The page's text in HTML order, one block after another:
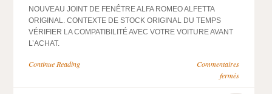
NOUVEAU JOINT DE FENÊTRE ALFA ROMEO ALFETTA
ORIGINAL. CONTEXTE DE STOCK ORIGINAL DU TEMPS
VÉRIFIER LA COMPATIBILITÉ AVEC VOTRE VOITURE AVANT
L’ACHAT.
Continue Reading
Commentaires
fermés